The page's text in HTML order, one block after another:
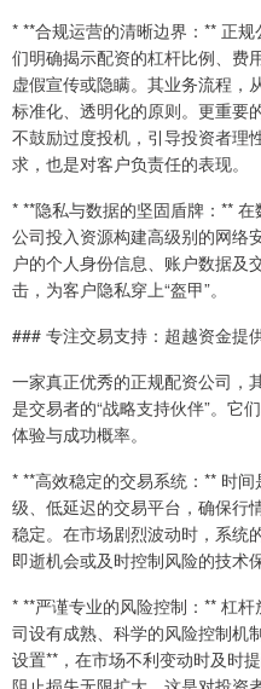
* **合规运营的清晰边界：** 正
们明确揭示配资的杠杆比例、费
虚假宣传或隐瞒。其业务流程，
标准化、透明化的原则。更重要
不鼓励过度投机，引导投资者理
求，也是对客户负责任的表现。
* **隐私与数据的坚固盾牌：**
公司投入资源构建高级别的网络
户的个人身份信息、账户数据及
击，为客户隐私穿上“盔甲”。
### 专注交易支持：超越资金提
一家真正优秀的正规配资公司，
是交易者的“战略支持伙伴”。它
体验与成功概率。
* **高效稳定的交易系统：** 时
级、低延迟的交易平台，确保行
稳定。在市场剧烈波动时，系统
即逝机会或及时控制风险的技术保
* **严谨专业的风险控制：** 杠
司设有成熟、科学的风险控制机
设置**，在市场不利变动时及时